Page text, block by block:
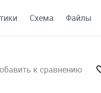
Схема Файлы
к сравнению